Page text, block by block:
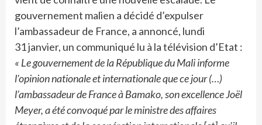
gouvernement malien a décidé d’expulser
l’ambassadeur de France, a annoncé, lundi
31 janvier, un communiqué lu à la télévision d’Etat :
« Le gouvernement de la République du Mali informe
l’opinion nationale et internationale que ce jour (…)
l’ambassadeur de France à Bamako, son excellence Joël
Meyer, a été convoqué par le ministre des affaires